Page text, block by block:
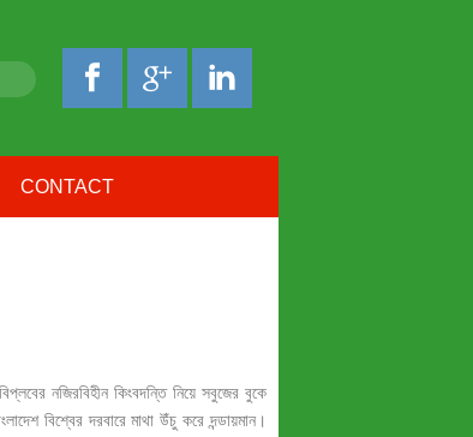
CONTACT
নজিরবিহীন কিংবদন্তি নিয়ে সবুজের বুকে
বিশ্বের দরবারে মাথা উঁচু করে দন্ডায়মান।